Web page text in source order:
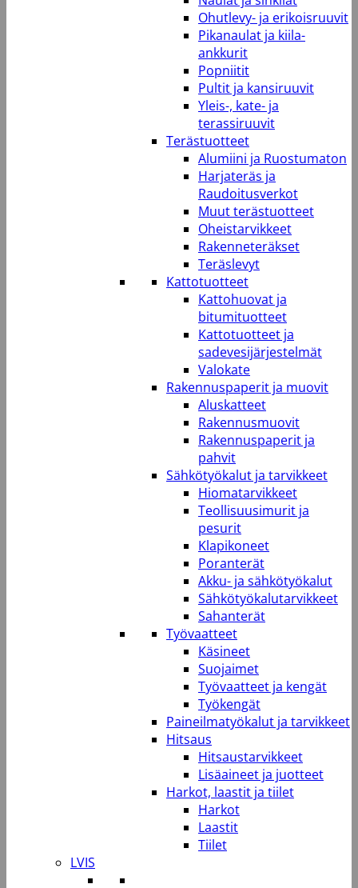
Ohutlevy- ja erikoisruuvit
Pikanaulat ja kiila-
ankkurit
Popniitit
Pultit ja kansiruuvit
Yleis-, kate- ja
terassiruuvit
Terästuotteet
Alumiini ja Ruostumaton
Harjateräs ja
Raudoitusverkot
Muut terästuotteet
Oheistarvikkeet
Rakenneteräkset
Teräslevyt
Kattotuotteet
Kattohuovat ja
bitumituotteet
Kattotuotteet ja
sadevesijärjestelmät
Valokate
Rakennuspaperit ja muovit
Aluskatteet
Rakennusmuovit
Rakennuspaperit ja
pahvit
Sähkötyökalut ja tarvikkeet
Hiomatarvikkeet
Teollisuusimurit ja
pesurit
Klapikoneet
Poranterät
Akku- ja sähkötyökalut
Sähkötyökalutarvikkeet
Sahanterät
Työvaatteet
Käsineet
Suojaimet
Työvaatteet ja kengät
Työkengät
Paineilmatyökalut ja tarvikkeet
Hitsaus
Hitsaustarvikkeet
Lisäaineet ja juotteet
Harkot, laastit ja tiilet
Harkot
Laastit
Tiilet
LVIS